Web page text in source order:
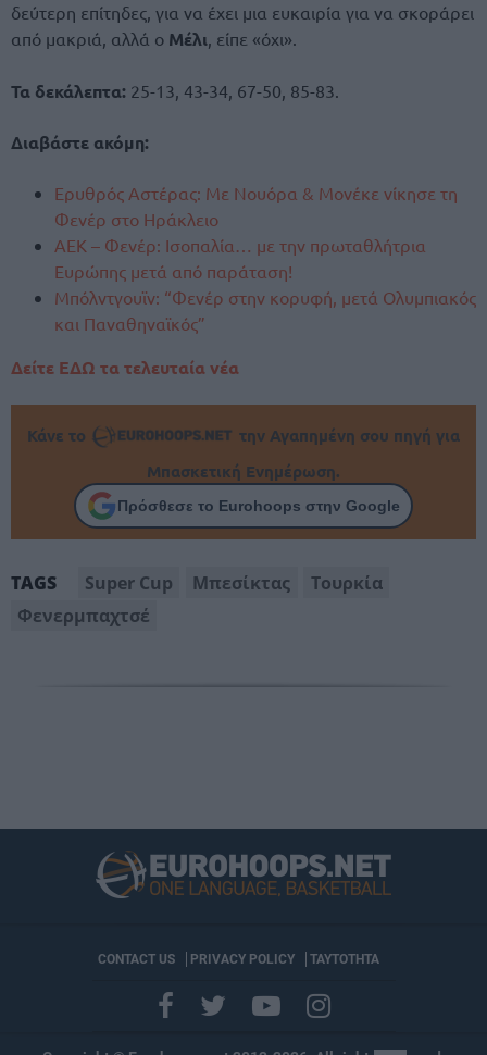
δεύτερη επίτηδες, για να έχει μια ευκαιρία για να σκοράρει
από μακριά, αλλά ο Μέλι, είπε «όχι».
Τα δεκάλεπτα: 25-13, 43-34, 67-50, 85-83.
Διαβάστε ακόμη:
Ερυθρός Αστέρας: Με Νουόρα & Μονέκε νίκησε τη
Φενέρ στο Ηράκλειο
ΑΕΚ – Φενέρ: Ισοπαλία… με την πρωταθλήτρια
Ευρώπης μετά από παράταση!
Μπόλντγουϊν: “Φενέρ στην κορυφή, μετά Ολυμπιακός
και Παναθηναϊκός”
Δείτε ΕΔΩ τα τελευταία νέα
Κάνε το
την Αγαπημένη σου πηγή για
Μπασκετική Ενημέρωση.
Πρόσθεσε το Eurohoops στην Google
TAGS Super Cup Μπεσίκτας
Τουρκία
Φενερμπαχτσέ
CONTACT US PRIVACY POLICY ΤΑΥΤΟΤΗΤΑ